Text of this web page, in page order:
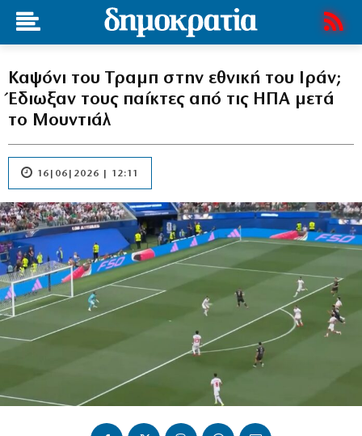
Καψόνι του Τραμπ στην εθνική του Ιράν;
Έδιωξαν τους παίκτες από τις ΗΠΑ μετά
το Μουντιάλ
16|06|2026 | 12:11